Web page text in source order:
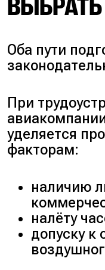
ВЫБРАТЬ
Оба пути
При
уделяется
факторам:
наличию
налёту
допуску к